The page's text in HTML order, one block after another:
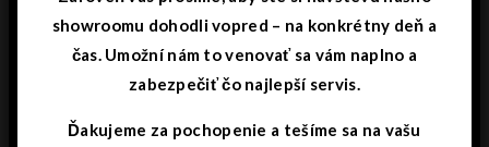
showroomu dohodli vopred – na konkrétny deň a
čas. Umožní nám to venovať sa vám naplno a
zabezpečiť čo najlepší servis.
Ďakujeme za pochopenie a tešíme sa na vašu